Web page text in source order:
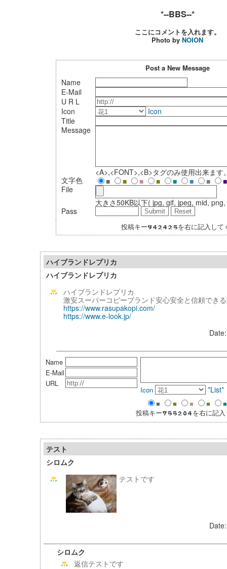
*--BBS--*
ここにコメントを入れます。
Photo by NOION
Post a New Message
Name
E-Mail
U R L
Icon
Icon
Title
Message
<A>,<FONT>,<B>タグのみ使用出来ます
文字色
■ ■ ■ ■ ■ ■ ■
■
File
大きさ50KB以下( jpg, gif, jpeg, mid,
Pass
投稿キー を右に記入して
ハイブランドレプリカ
ハイブランドレプリカ
ハイブランドレプリカ
激安スーパーコピーブランド安心安全と信頼でき
https://www.rasupakopi.com/
https://www.e-look.jp/
Name
E-Mail
URL
Icon
■ ■ ■ ■
■
投稿キー
を右に記
テスト
シロムク
テストです
シロムク
返信テストです